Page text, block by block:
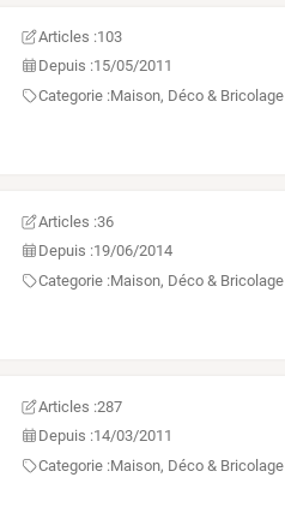
Articles :103
Depuis :15/05/2011
Categorie :Maison, Déco & Bricolage
Articles :36
Depuis :19/06/2014
Categorie :Maison, Déco & Bricolage
Articles :287
Depuis :14/03/2011
Categorie :Maison, Déco & Bricolage